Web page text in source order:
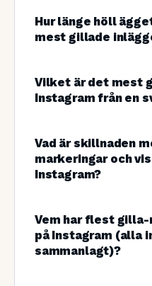
Hur länge höll
mest gillade
Vilket är det mest
Instagram från en
Vad är skillnaden
markeringar och
Instagram?
Vem har flest
på Instagram (alla
sammanlagt)?